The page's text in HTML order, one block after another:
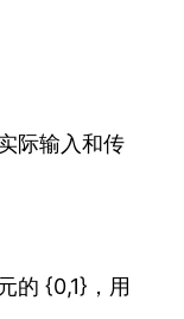
实际输入和传
的 {0,1}，用